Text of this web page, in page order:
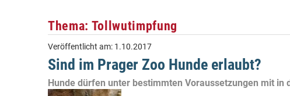
Thema: Tollwutimpfung
Veröffentlicht am: 1.10.2017
Sind im Prager Zoo Hunde erlaubt?
Hunde dürfen unter bestimmten Voraussetzungen mit in